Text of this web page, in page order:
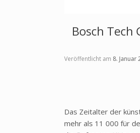
Bosch Tech
Veröffentlicht am 8. Januar
Das Zeitalter der k
mehr als 11 000 für